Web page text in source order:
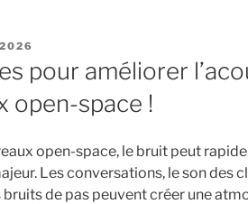
pour améliorer
open-space !
open-space, le bruit peut
Les conversations, le son des
bruits de pas peuvent créer une